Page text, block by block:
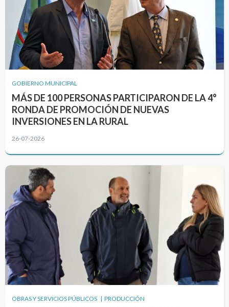
GOBIERNO MUNICIPAL
MÁS DE 100 PERSONAS PARTICIPARON DE LA 4°
RONDA DE PROMOCIÓN DE NUEVAS
INVERSIONES EN LA RURAL
26-07-2026
OBRAS Y SERVICIOS PÚBLICOS | PRODUCCIÓN